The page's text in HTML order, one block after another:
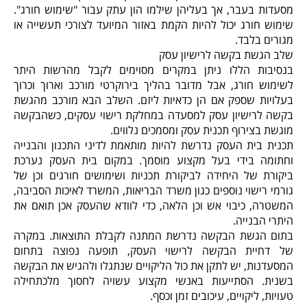
מסעדות בעבר, אך בעליהן שילמו הון עתק עבור "שימוש חורג".
שימוש חורג יכול להיות הקמת באזור המיועד לצורכי תעשייה או
מגורים בלבד.
שלב הגשת בקשה לרישיון עסק
בנסיבות הללו ניתן במקרים מסוימים לקבל מהרשות היתר
לשימוש חורג, אבל מדובר בהליך בירוקרטי מורכב וארוך וכרוך
בעלויות שספק אם הן כדאיות ליזם. השלב הבא מורכב מהגשת
בקשה לרישיון עסק למסעדה במחלקת רישוי עסקים, כשהבקשה
מוגשת בצירוף תכנית עסק ומסמכים נלווים.
תכנית בית העסק נדרשת להיות מותאמת לדיני התכנון והבנייה
וחתומה בידי בעל מקצוע מוסמך. במקום בית העסק נערכת
ביקורת של היחידה לביקורת תכניות ושימושים חורגים וכן של
גורמי רישוי נוספים כגון משרד הבריאות, המשרד לאיכות הסביבה,
המשטרה, כיבוי אש וכן הלאה, כדי לוודא שהעסק אכן תואם את
היתרי הבנייה.
בתום הגשת הבקשה נדרשת המתנה לקבלת התוצאות. במקרה
של דחיית הבקשה לרישוי העסק, תופעה נפוצה בתחום
המסעדנות, יש לתקן את כול הליקויים שנתגלו ולהגיש את הבקשה
בשנית. הסתייעות באנשי מקצוע עשויה לחסוך מלכתחילה
טעויות, ליקויים, עיכובים זמן וכסף.